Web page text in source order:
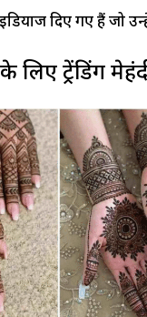
दिए गए हैं जो
लिए ट्रेंडिंग